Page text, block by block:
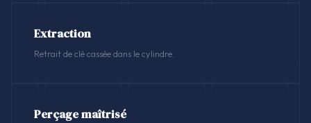
Extraction
Retrait de clé cassée dans le cylindre.
Perçage maîtrisé